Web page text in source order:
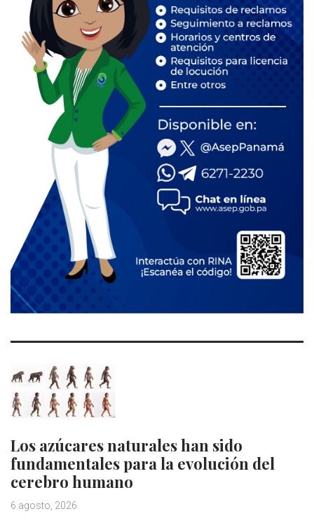
Los azúcares naturales han sido
fundamentales para la evolución del
cerebro humano
6 agosto, 2026